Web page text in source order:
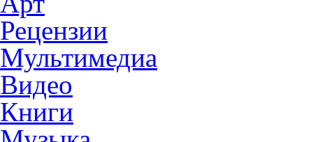
Рецензии
Мультимедиа
Видео
Книги